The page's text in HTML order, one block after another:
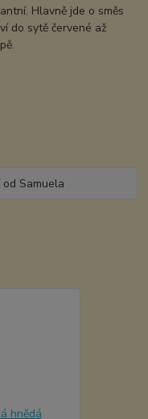
Hlavně jde o směs
do sytě červené až
od Samuela